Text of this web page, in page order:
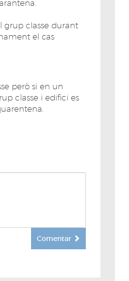
grup classe durant
el cas
però si en un
classe i edifici es
Comentar